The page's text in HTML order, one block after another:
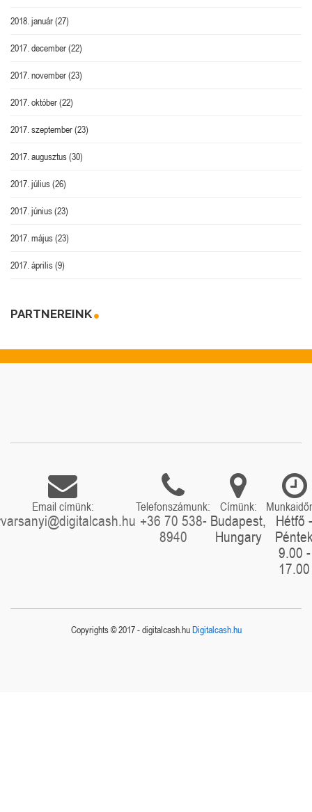
2018. január(27)
2017. december(22)
2017. november(23)
2017. október(22)
2017. szeptember(23)
2017. augusztus(30)
2017. július(26)
2017. június(23)
2017. május(23)
2017. április(9)
PARTNEREINK
Email címünk: Telefonszámunk:
+36 70 538-
8940
Címünk:
Budapest,
Hungary
Hétfő -
9.00 -
17.00
Copyrights © 2017 - digitalcash.huDigitalcash.hu